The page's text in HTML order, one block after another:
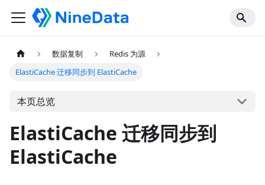
数据复制
Redis 为源
ElastiCache 迁移同步到 ElastiCache
本页总览
ElastiCache 迁移同步到
ElastiCache